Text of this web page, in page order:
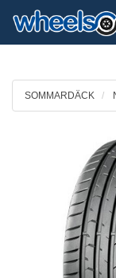
SOMMARDÄCK